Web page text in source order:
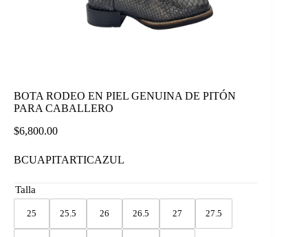
BOTA RODEO EN PIEL GENUINA DE PITÓN
PARA CABALLERO
$6,800.00
BCUAPITARTICAZUL
Talla
25 25.5 26 26.5 27 27.5